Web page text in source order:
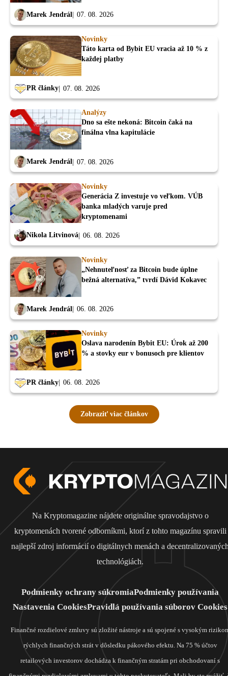
Marek Jendrál 07. 08. 2026
Novinky
Táto karta od Bybit EU vracia až 10 % z
každej platby
PR články 07. 08. 2026
Analýzy
Dno sa ešte nekoná: Bitcoin čaká na
finálna vlna kapitulácie
Marek Jendrál 07. 08. 2026
Novinky
Generácia Z investuje vo veľkom. VÚB
banka mladých varuje pred
kryptomenami
Nikola Litvinová 06. 08. 2026
Novinky
„Nehnuteľnosť za Bitcoin bude úplne
bežná alternatíva,” tvrdí Dávid Kokavec
Marek Jendrál 06. 08. 2026
Novinky
Oslava narodenín Bybit EU: Úrok až 200
% a stovky eur v bonusoch pre klientov
PR články 06. 08. 2026
Zobraziť viac článkov
Na Kryptomagazine nájdete originálne spravodajstvo o
kryptomenách tvorené odborníkmi, ktorí z tohto magazínu spravili
najlepší zdroj informácií o digitálnych menách a
technológiách.
Podmienky ochrany súkromiaPodmienky používania
Nastavenia CookiesPravidlá používania súborov Cookies
Finančné rozdielové zmluvy sú zložité nástroje a sú spojené s vysokým
rýchlych finančných strát v dôsledku pákového efektu. Na 75 % účtov
retailových investorov dochádza k finančným stratám pri obchodovaní s